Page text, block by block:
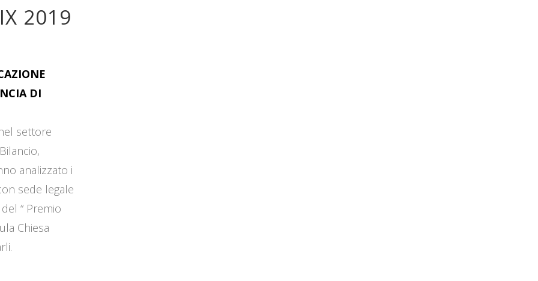
2019
DI
settore
analizzato i
sede legale
“ Premio
Chiesa